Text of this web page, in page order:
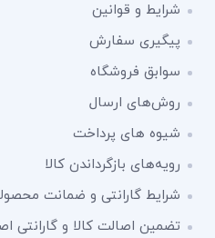
شرایط و قوانین
پیگیری سفارش
سوابق فروشگاه
روش‌های ارسال
شیوه های پرداخت
رویه‌های بازگرداندن کالا
شرایط گارانتی و ضمانت
تضمین اصالت کالا و گارانتی